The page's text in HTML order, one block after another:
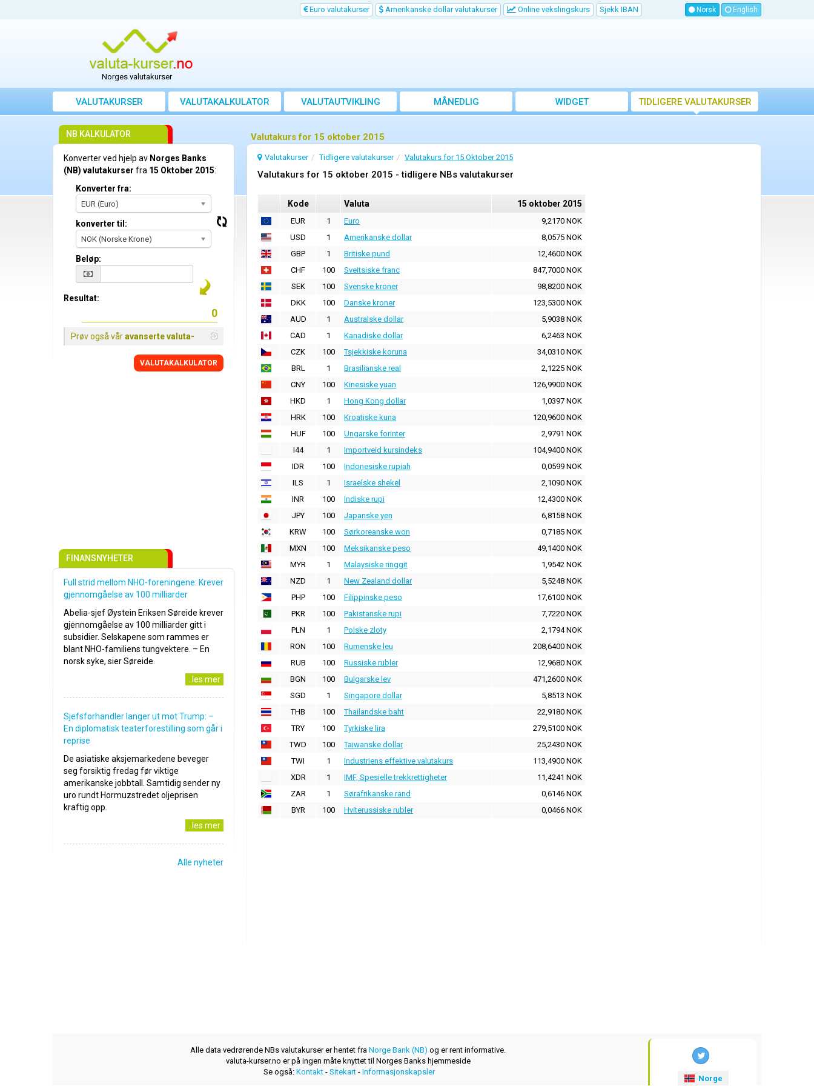
Euro valutakurser Amerikanske dollar valutakurser Online vekslingskurs Sjekk IBAN Norsk English
Norges valutakurser
VALUTAKURSER VALUTAKALKULATOR VALUTAUTVIKLING
MÅNEDLIG
GJENNOMSNITTSKURS
WIDGET TIDLIGERE VALUTAKURSER
Valutakurs for 15 oktober 2015
Valutakurser Tidligere valutakurser Valutakurs for 15 Oktober 2015
Valutakurs for 15 oktober 2015 - tidligere NBs valutakurser
Kode Valuta 15 oktober 2015
EUR 1 Euro
9,2170 NOK
USD
1 Amerikanske dollar
8,0575 NOK
GBP
1 Britiske pund
12,4600 NOK
CHF
100 Sveitsiske franc
847,7000 NOK
SEK
100 Svenske kroner
98,8200 NOK
DKK
100 Danske kroner
123,5300 NOK
AUD
1 Australske dollar
5,9038 NOK
CAD
1 Kanadiske dollar
6,2463 NOK
CZK
100 Tsjekkiske koruna
34,0310 NOK
BRL
1 Brasilianske real
2,1225 NOK
CNY
100 Kinesiske yuan
126,9900 NOK
HKD
1 Hong Kong dollar
1,0397 NOK
HRK
100 Kroatiske kuna
120,9600 NOK
HUF
100 Ungarske forinter
2,9791 NOK
I44
1 Importveid kursindeks
104,9400 NOK
IDR
100 Indonesiske rupiah
0,0599 NOK
ILS
1 Israelske shekel
2,1090 NOK
INR
100 Indiske rupi
12,4300 NOK
JPY
100 Japanske yen
6,8158 NOK
KRW
100 Sørkoreanske won
0,7185 NOK
MXN
100 Meksikanske peso
49,1400 NOK
MYR
1 Malaysiske ringgit
1,9542 NOK
NZD
1 New Zealand dollar
5,5248 NOK
PHP
100 Filippinske peso
17,6100 NOK
PKR
100 Pakistanske rupi
7,7220 NOK
PLN
1 Polske zloty
2,1794 NOK
RON
100 Rumenske leu
208,6400 NOK
RUB
100 Russiske rubler
12,9680 NOK
BGN
100 Bulgarske lev
471,2600 NOK
SGD
1 Singapore dollar
5,8513 NOK
THB
100 Thailandske baht
22,9180 NOK
TRY
100 Tyrkiske lira
279,5100 NOK
TWD
100 Taiwanske dollar
25,2430 NOK
TWI
1 Industriens effektive valutakurs
113,4900 NOK
XDR
1 IMF, Spesielle trekkrettigheter
11,4241 NOK
ZAR
1 Sørafrikanske rand
0,6146 NOK
BYR
100 Hviterussiske rubler 0,0466 NOK
NB KALKULATOR
Konverter ved hjelp av Norges Banks
(NB) valutakurser fra 15 Oktober 2015:
Konverter fra:
EUR (Euro)
konverter til:
NOK (Norske Krone)
Beløp:
Resultat:
Prøv også våravanserte valuta-
VALUTAKALKULATOR
FINANSNYHETER
Full strid mellom NHO-foreningene: Krever
gjennomgåelse av 100 milliarder
Abelia-sjef Øystein Eriksen Søreide krever
gjennomgåelse av 100 milliarder gitt i
subsidier. Selskapene som rammes er
blant NHO-familiens tungvektere. – En
norsk syke, sier Søreide.
..les mer
Sjefsforhandler langer ut mot Trump: –
En diplomatisk teaterforestilling som går i
reprise
De asiatiske aksjemarkedene beveger
seg forsiktig fredag før viktige
amerikanske jobbtall. Samtidig sender ny
uro rundt Hormuzstredet oljeprisen
kraftig opp.
..les mer
Alle nyheter
Alle data vedrørende NBs valutakurser er hentet fra Norge Bank (NB) og er rent informative.
valuta-kurser.no er på ingen måte knyttet til Norges Banks hjemmeside
Se også: Kontakt- Sitekart- Informasjonskapsler
Norge